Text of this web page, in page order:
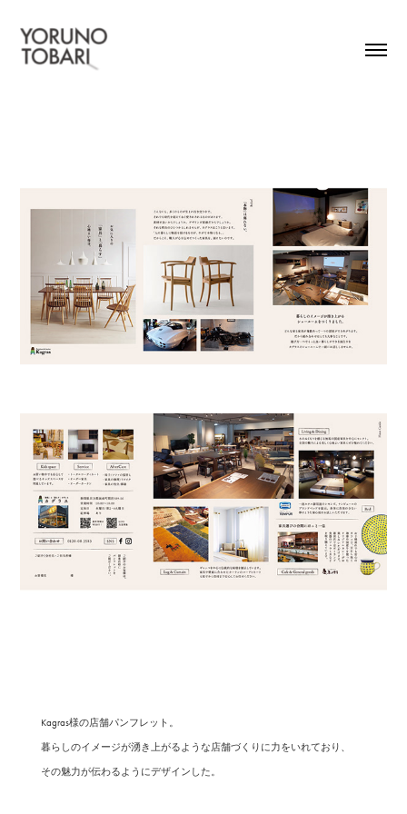
Kagras様の店舗パンフレット。
暮らしのイメージが湧き上がるような店舗づくりに力をいれており、
その魅力が伝わるようにデザインした。